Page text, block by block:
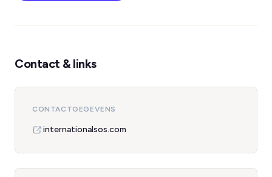
Contact & links
CONTACTGEGEVENS
internationalsos.com